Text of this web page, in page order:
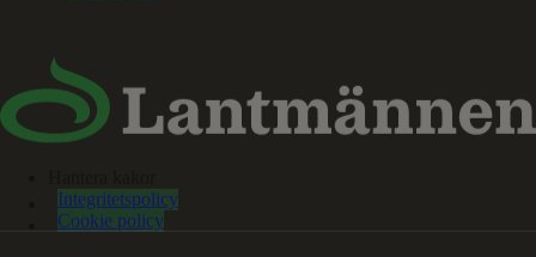
Integritetspolicy
Cookie policy